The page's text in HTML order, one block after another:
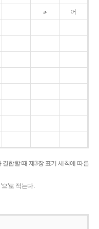
ɚ 어
결합할 때 제3장 표기 세칙에 따른
'로 적는다.